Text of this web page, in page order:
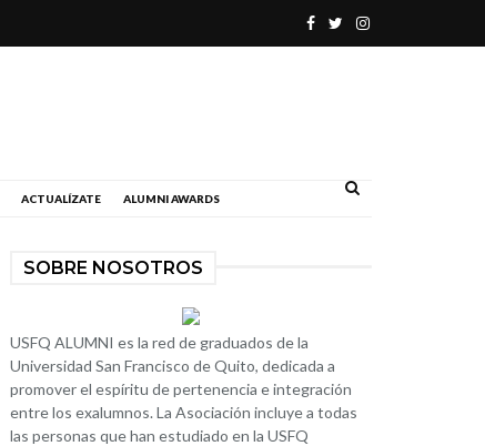
ACTUALÍZATE ALUMNI AWARDS
SOBRE NOSOTROS
USFQ ALUMNI es la red de graduados de la
Universidad San Francisco de Quito, dedicada a
promover el espíritu de pertenencia e integración
entre los exalumnos. La Asociación incluye a todas
las personas que han estudiado en la USFQ